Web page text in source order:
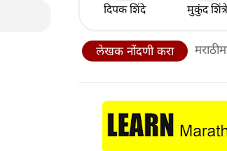
दिपक शिंदे मुकुंद शिंत्रे
लेखक नोंदणी करा